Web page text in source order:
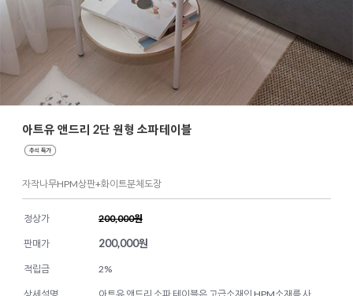
아트유 앤드리 2단 원형 소파테이블
자작나무HPM상판+화이트분체도장
정상가 200,000원
판매가 200,000원
적립금 2%